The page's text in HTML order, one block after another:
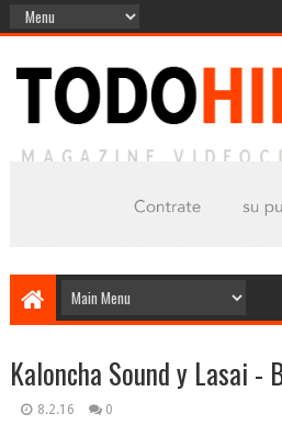
Kaloncha Sound y Lasai -
8.2.16 0